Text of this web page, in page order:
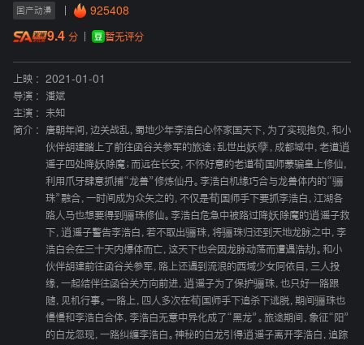
国产动漫 925408
9.4 分 暂无评分
上映 :
2021-01-01
导演 :
潘斌
主演 :
未知
简介 :
唐朝年间，边关战乱，蜀地少年李浩白心怀家国天下，为了实现抱负，和小
伙伴胡建踏上了前往函谷关参军的旅途；乱世出妖孽，成都城中，老道逍
遥子四处降妖除魔；而远在长安，不怀好意的老道荀国师蒙骗皇上修仙，
利用爪牙肆意抓捕“龙兽”修炼仙丹。李浩白机缘巧合与龙兽体内的“骊
珠”融合，一时间成为众矢之的，不仅是荀国师手下要抓李浩白，江湖各
路人马也想要得到骊珠修仙。李浩白危急中被路过降妖除魔的逍遥子救
下，逍遥子警告李浩白，若不取出骊珠，将骊珠归还到天地龙脉之中，李
浩白会在三十天内爆体而亡，这天下也会因龙脉动荡而遭遇浩劫。和小
伙伴胡建前往函谷关参军，路上还遇到流浪的西域少女阿依目，三人投
缘，一起结伴往函谷关方向前进，逍遥子为了保护骊珠，也只好一路跟
随，见机行事。一路上，四人多次在荀国师手下追杀下逃脱，期间骊珠也
慢慢和李浩白合体，李浩白无意中异化成了“黑龙”。旅途期间，象征“阳”
的白龙忽现，一路纠缠李浩白。神秘的白龙引得逍遥子离开李浩白，追踪